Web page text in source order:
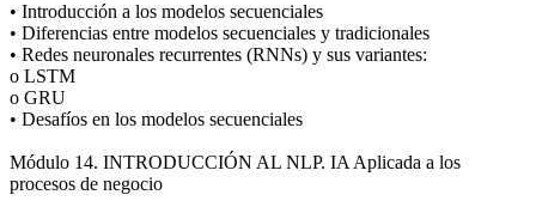
• Introducción a los modelos secuenciales
• Diferencias entre modelos secuenciales y tradicionales
• Redes neuronales recurrentes (RNNs) y sus variantes:
o LSTM
o GRU
• Desafíos en los modelos secuenciales
Módulo 14. INTRODUCCIÓN AL NLP. IA Aplicada a los
procesos de negocio